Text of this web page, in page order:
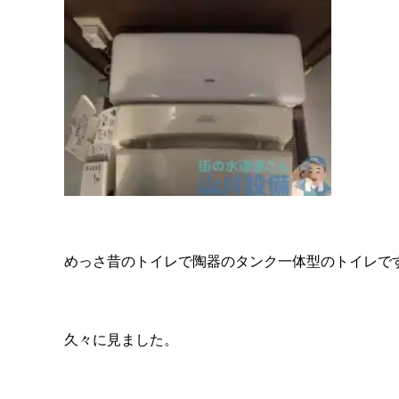
めっさ昔のトイレで陶器のタンク一体型のトイレで
久々に見ました。